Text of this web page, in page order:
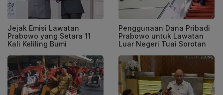
Jejak Emisi Lawatan
Prabowo yang Setara 11
Kali Keliling Bumi
Penggunaan Dana Pribadi
Prabowo untuk Lawatan
Luar Negeri Tuai Sorotan